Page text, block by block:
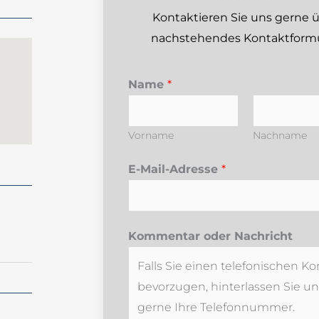
Kontaktieren Sie uns gerne
nachstehendes
Name*
Vorname Nachname
E-Mail-Adresse*
o
d
Kommentar oder Nachricht